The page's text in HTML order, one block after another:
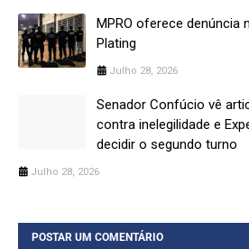
MPRO oferece denúncia
Plating
Julho 28, 2026
Senador Confúcio vê
contra inelegilidade e
decidir o segundo turno
Julho 28, 2026
POSTAR UM COMENTÁRIO